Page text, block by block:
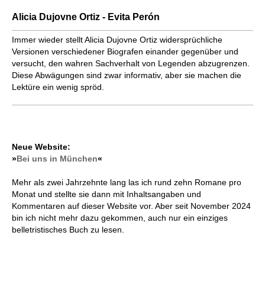
Alicia Dujovne Ortiz - Evita Perón
Immer wieder stellt Alicia Dujovne Ortiz widersprüchliche
Versionen verschiedener Biografen einander gegenüber und
versucht, den wahren Sachverhalt von Legenden abzugrenzen.
Diese Abwägungen sind zwar informativ, aber sie machen die
Lektüre ein wenig spröd.
Neue Website:
»Bei uns in München«
Mehr als zwei Jahrzehnte lang las ich rund zehn Romane pro
Monat und stellte sie dann mit Inhaltsangaben und
Kommentaren auf dieser Website vor. Aber seit November 2024
bin ich nicht mehr dazu gekommen, auch nur ein einziges
belletristisches Buch zu lesen.